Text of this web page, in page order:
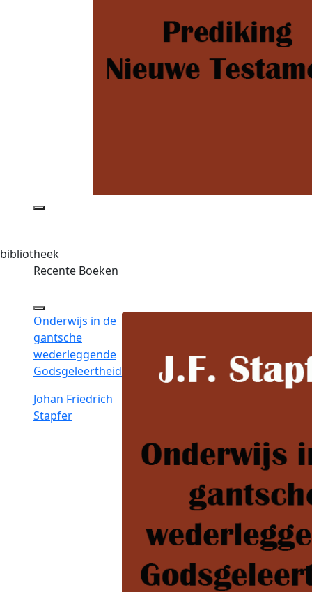
bibliotheek
Recente Boeken
Onderwijs in de
gantsche
wederleggende
Godsgeleertheid
Johan Friedrich
Stapfer